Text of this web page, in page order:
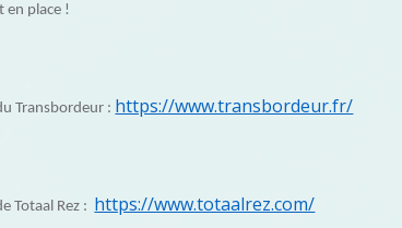
en place !
Transbordeur : https://www.transbordeur.fr/
Totaal Rez : https://www.totaalrez.com/